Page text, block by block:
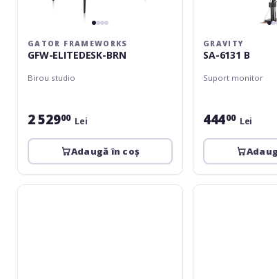
GATOR FRAMEWORKS
GFW-ELITEDESK-BRN
Birou studio
2 52900 Lei
Adaugă în coș
GRAVITY
SA-6131 B
Suport monitor
44400 Lei
Gator
Gator